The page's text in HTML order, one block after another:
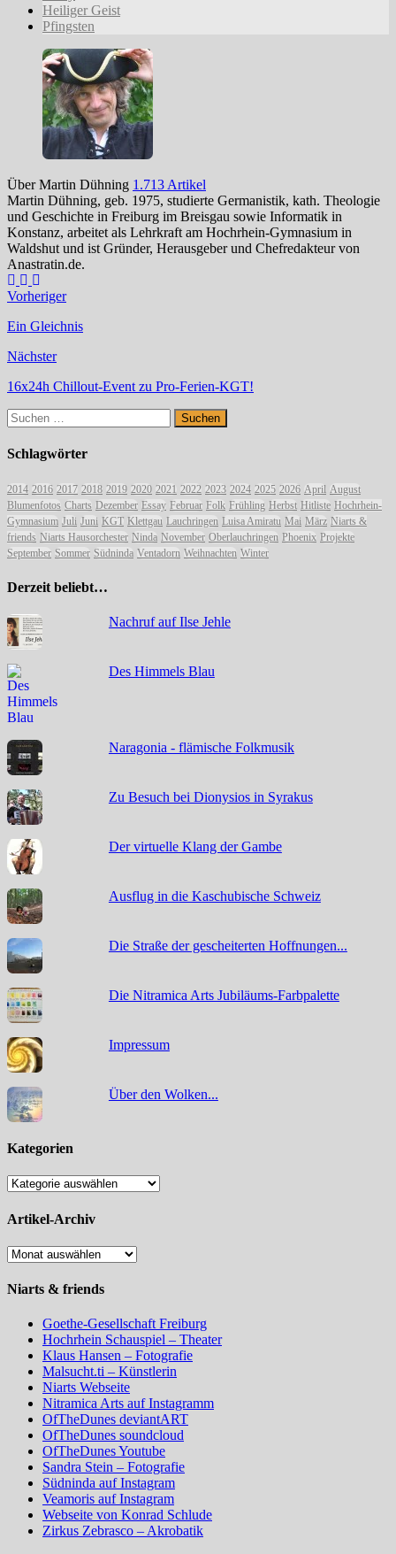
Heiliger Geist
Pfingsten
Über Martin Dühning 1.713 Artikel
Martin Dühning, geb. 1975, studierte Germanistik, kath. Theologie
und Geschichte in Freiburg im Breisgau sowie Informatik in
Konstanz, arbeitet als Lehrkraft am Hochrhein-Gymnasium in
Waldshut und ist Gründer, Herausgeber und Chefredakteur von
Anastratin.de.
Webseite
Instagram
Vorheriger
Ein Gleichnis
Nächster
16x24h Chillout-Event zu Pro-Ferien-KGT!
Suchen
nach:
Schlagwörter
2014 2016 2017 2018 2019 2020 2021 2022 2023 2024 2025 2026 April August
Blumenfotos Charts Dezember Essay Februar Folk Frühling Herbst Hitliste Hochrhein-
Gymnasium Juli Juni KGT Klettgau Lauchringen Luisa Amiratu Mai März Niarts &
friends Niarts Hausorchester Ninda November Oberlauchringen Phoenix Projekte
September Sommer Südninda Ventadorn Weihnachten Winter
Derzeit beliebt…
Nachruf auf Ilse Jehle
Des Himmels Blau
Naragonia - flämische Folkmusik
Zu Besuch bei Dionysios in Syrakus
Der virtuelle Klang der Gambe
Ausflug in die Kaschubische Schweiz
Die Straße der gescheiterten Hoffnungen...
Die Nitramica Arts Jubiläums-Farbpalette
Impressum
Über den Wolken...
Kategorien
Kategorien
Artikel-Archiv
Artikel-
Niarts & friends
Goethe-Gesellschaft Freiburg
Hochrhein Schauspiel – Theater
Klaus Hansen – Fotografie
Malsucht.ti – Künstlerin
Niarts Webseite
Nitramica Arts auf Instagramm
OfTheDunes deviantART
OfTheDunes soundcloud
OfTheDunes Youtube
Sandra Stein – Fotografie
Südninda auf Instagram
Veamoris auf Instagram
Webseite von Konrad Schlude
Zirkus Zebrasco – Akrobatik